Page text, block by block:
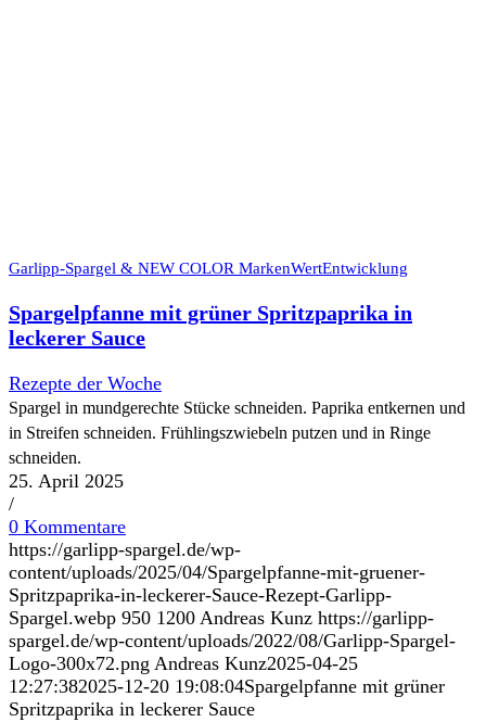
Garlipp-Spargel & NEW COLOR MarkenWertEntwicklung
Spargelpfanne mit grüner Spritzpaprika in
leckerer Sauce
Rezepte der Woche
Spargel in mundgerechte Stücke schneiden. Paprika entkernen und
in Streifen schneiden. Frühlingszwiebeln putzen und in Ringe
schneiden.
25. April 2025
/
0 Kommentare
https://garlipp-spargel.de/wp-
content/uploads/2025/04/Spargelpfanne-mit-gruener-
Spritzpaprika-in-leckerer-Sauce-Rezept-Garlipp-
Spargel.webp 950 1200 Andreas Kunz https://garlipp-
spargel.de/wp-content/uploads/2022/08/Garlipp-Spargel-
Logo-300x72.png Andreas Kunz2025-04-25
12:27:382025-12-20 19:08:04Spargelpfanne mit grüner
Spritzpaprika in leckerer Sauce